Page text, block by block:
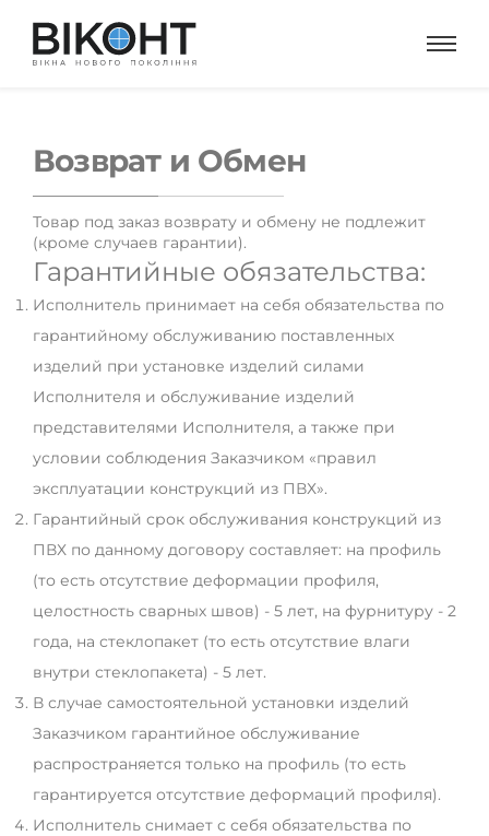
Возврат и Обмен
Товар под заказ возврату и обмену не подлежит
(кроме случаев гарантии).
Гарантийные обязательства:
Исполнитель принимает на себя обязательства по
гарантийному обслуживанию поставленных
изделий при установке изделий силами
Исполнителя и обслуживание изделий
представителями Исполнителя, а также при
условии соблюдения Заказчиком «правил
эксплуатации конструкций из ПВХ».
Гарантийный срок обслуживания конструкций из
ПВХ по данному договору составляет: на профиль
(то есть отсутствие деформации профиля,
целостность сварных швов) - 5 лет, на фурнитуру - 2
года, на стеклопакет (то есть отсутствие влаги
внутри стеклопакета) - 5 лет.
В случае самостоятельной установки изделий
Заказчиком гарантийное обслуживание
распространяется только на профиль (то есть
гарантируется отсутствие деформаций профиля).
Исполнитель снимает с себя обязательства по